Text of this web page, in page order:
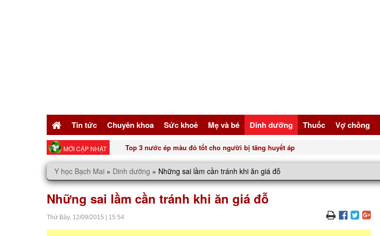
Tin tức Chuyên khoa Sức khoẻ Mẹ và bé Dinh dưỡng Thuốc Vợ chồng
MỚI CẬP NHẬT Top 3 nước ép màu đỏ tốt cho người bị tăng huyết áp
Y học Bạch Mai » Dinh dưỡng » Những sai lầm cần tránh khi ăn giá đỗ
Những sai lầm cần tránh khi ăn giá đỗ
Thứ Bảy, 12/09/2015 15:54